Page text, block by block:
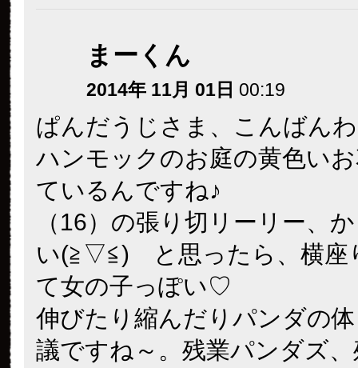
まーくん
2014年 11月 01日 00:19
ぱんだうじさま、こんばん
ハンモックのお庭の黄色い
ているんですね♪
（16）の張り切リーリー、
い(≧▽≦) と思ったら、横座
て女の子っぽい♡
伸びたり縮んだりパンダの
議ですね～。残業パンダズ